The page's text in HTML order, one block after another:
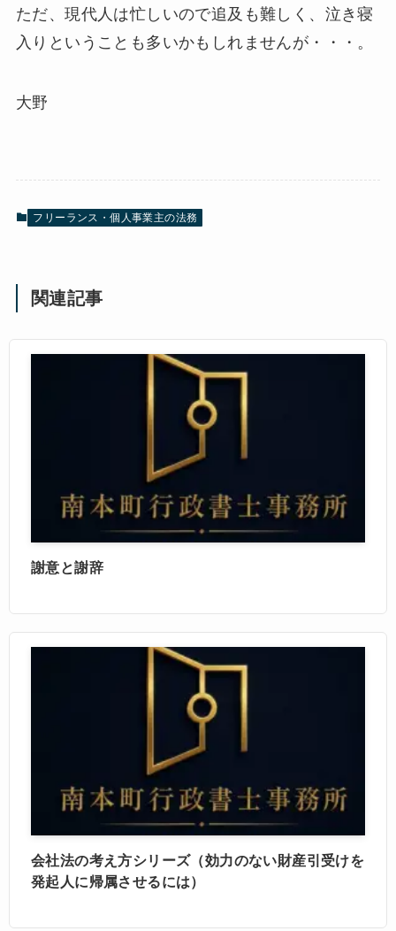
ただ、現代人は忙しいので追及も難しく、泣き寝
入りということも多いかもしれませんが・・・。
大野
フリーランス・個人事業主の法務
関連記事
謝意と謝辞
会社法の考え方シリーズ（効力のない財産引受けを
発起人に帰属させるには）